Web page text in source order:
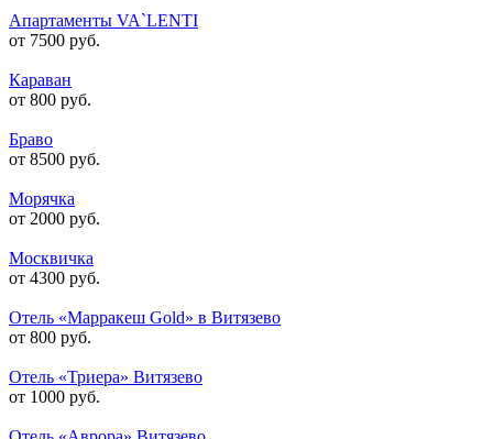
Апартаменты VA`LENTI
от 7500 руб.
Караван
от 800 руб.
Браво
от 8500 руб.
Морячка
от 2000 руб.
Москвичка
от 4300 руб.
Отель «Марракеш Gold» в Витязево
от 800 руб.
Отель «Триера» Витязево
от 1000 руб.